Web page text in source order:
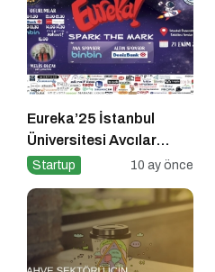
Eureka’25 İstanbul
Üniversitesi Avcılar
Kampüsü İşletme
Startup 10 ay önce